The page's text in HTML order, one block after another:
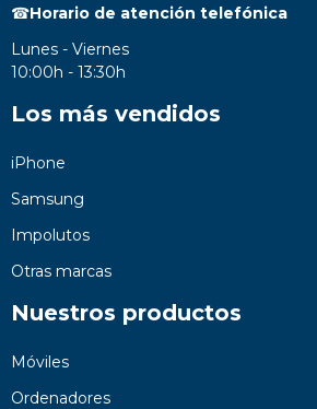
☎Horario de atención telefónica
Lunes - Viernes
10:00h - 13:30h
Los más vendidos
iPhone
Samsung
Impolutos
Otras marcas
Nuestros productos
Móviles
Ordenadores